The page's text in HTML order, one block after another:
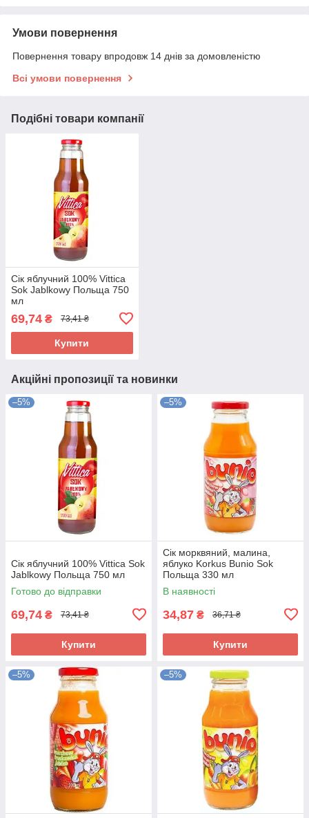
Умови повернення
Повернення товару впродовж 14 днів за домовленістю
Всі умови повернення
Подібні товари компанії
Сік яблучний 100% Vittica
Sok Jablkowy Польща 750
мл
69,74 ₴ 73,41 ₴
Купити
Акційні пропозиції та новинки
–5%
Сік яблучний 100% Vittica Sok
Jablkowy Польща 750 мл
Готово до відправки
69,74 ₴ 73,41 ₴
Купити
–5%
Сік морквяний, малина,
яблуко Korkus Bunio Sok
Польща 330 мл
В наявності
34,87 ₴ 36,71 ₴
Купити
–5% –5%